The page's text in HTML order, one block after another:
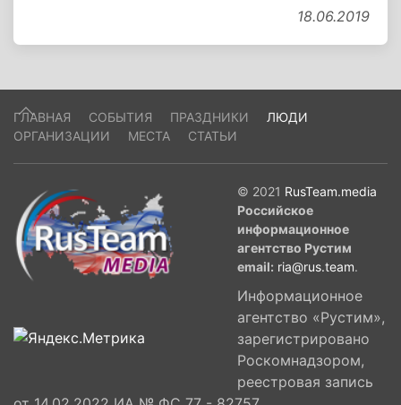
18.06.2019
ГЛАВНАЯ СОБЫТИЯ ПРАЗДНИКИ
ЛЮДИ
ОРГАНИЗАЦИИ
МЕСТА СТАТЬИ
© 2021 RusTeam.media
Российское
информационное
агентство Рустим
email: ria@rus.team.
Информационное
агентство «Рустим»,
зарегистрировано
Роскомнадзором,
реестровая запись